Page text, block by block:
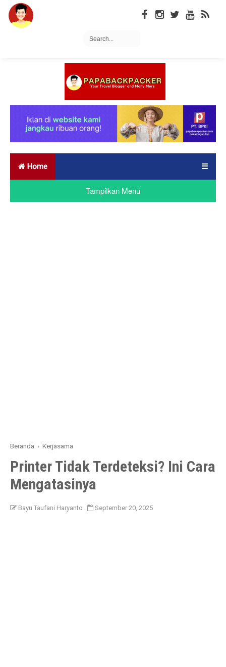
Home ☰
Tampilkan Menu
Beranda ›Kerjasama
Printer Tidak Terdeteksi? Ini Cara
Mengatasinya
Bayu Taufani Haryanto September 20, 2025